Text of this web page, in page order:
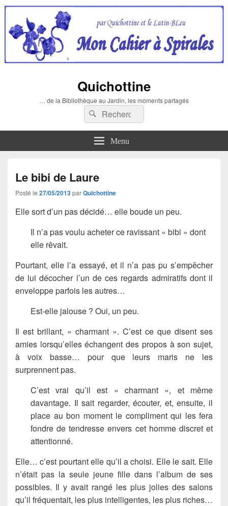
Quichottine
… de la Bibliothèque au Jardin, les moments partagés
Recherche :
Rechercher
Menu
Le bibi de Laure
Posté le 27/05/2013parQuichottine
Elle sort d’un pas décidé… elle boude un peu.
Il n’a pas voulu acheter ce ravissant « bibi » dont
elle rêvait.
Pourtant, elle l’a essayé, et il n’a pas pu s’empêcher
de lui décocher l’un de ces regards admiratifs dont il
enveloppe parfois les autres…
Est-elle jalouse ? Oui, un peu.
Il est brillant, « charmant ». C’est ce que disent ses
amies lorsqu’elles échangent des propos à son sujet,
à voix basse… pour que leurs maris ne les
surprennent pas.
C’est vrai qu’il est « charmant », et même
davantage. Il sait regarder, écouter, et, ensuite, il
place au bon moment le compliment qui les fera
fondre de tendresse envers cet homme discret et
attentionné.
Elle… c’est pourtant elle qu’il a choisi. Elle le sait. Elle
n’était pas la seule jeune fille dans l’album de ses
possibles. Il y avait rangé les plus jolies des salons
qu’il fréquentait, les plus intelligentes, les plus riches…